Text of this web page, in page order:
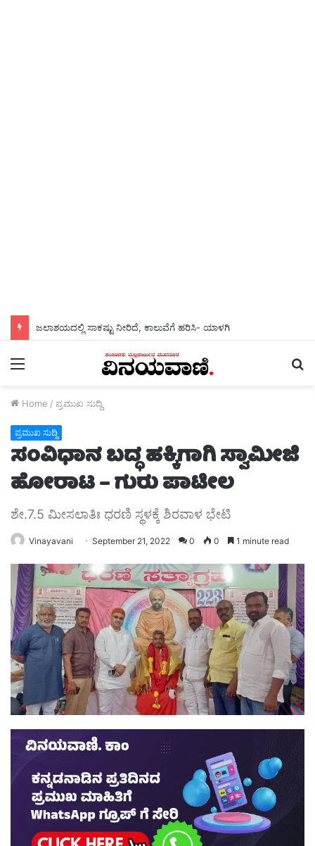
ಜಲಾಶಯದಲ್ಲಿ ಸಾಕಷ್ಟು ನೀರಿದೆ, ಕಾಲುವೆಗೆ ಹರಿಸಿ- ಯಾಳಗಿ
Menu
Home / ಪ್ರಮುಖ ಸುದ್ದಿ
ಪ್ರಮುಖ ಸುದ್ದಿ
ಸಂವಿಧಾನ ಬದ್ಧ ಹಕ್ಕಿಗಾಗಿ ಸ್ವಾಮೀಜಿ
ಹೋರಾಟ – ಗುರು ಪಾಟೀಲ
ಶೇ.7.5 ಮೀಸಲಾತಿಃ ಧರಣಿ ಸ್ಥಳಕ್ಕೆ ಶಿರವಾಳ ಭೇಟಿ
Vinayavani September 21, 2022 0 0 1 minute read